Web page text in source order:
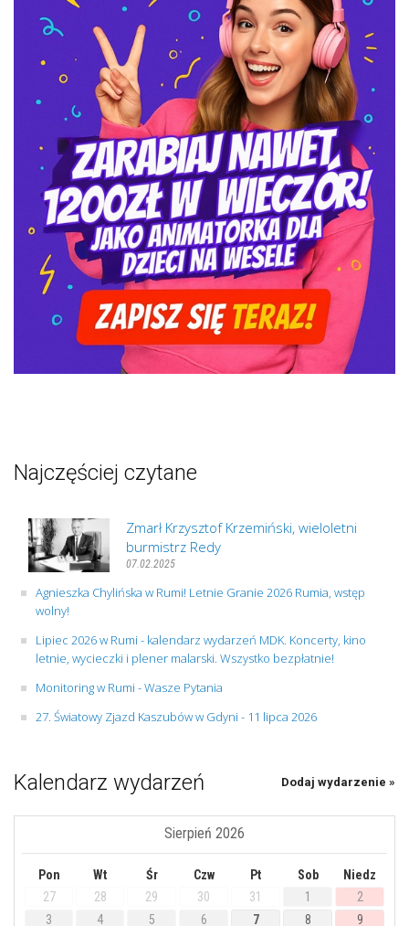
Najczęściej czytane
Zmarł Krzysztof Krzemiński, wieloletni
burmistrz Redy
07.02.2025
Agnieszka Chylińska w Rumi! Letnie Granie 2026 Rumia, wstęp
wolny!
Lipiec 2026 w Rumi - kalendarz wydarzeń MDK. Koncerty, kino
letnie, wycieczki i plener malarski. Wszystko bezpłatnie!
Monitoring w Rumi - Wasze Pytania
27. Światowy Zjazd Kaszubów w Gdyni - 11 lipca 2026
Kalendarz wydarzeń Dodaj wydarzenie »
Sierpień 2026
Pon Wt Śr Czw Pt Sob
Niedz
27
28 29 30 31 1
2
3
4 5 6 7 8 9